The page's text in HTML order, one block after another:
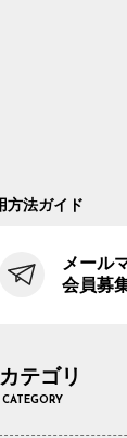
方法ガイド
メール
会員募
カテゴリ
CATEGORY